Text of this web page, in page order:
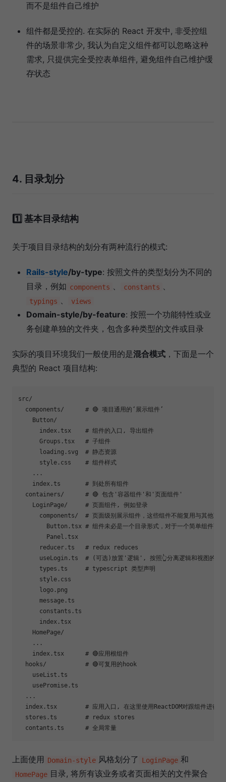
而不是组件自己维护
组件都是受控的. 在实际的 React 开发中, 非受控组
件的场景非常少, 我认为自定义组件都可以忽略这种
需求, 只提供完全受控表单组件, 避免组件自己维护缓
存状态
4. 目录划分
1️⃣ 基本目录结构
关于项目目录结构的划分有两种流行的模式:
Rails-style/by-type: 按照文件的类型划分为不同的
目录，例如 components 、 constants 、
typings 、 views
Domain-style/by-feature: 按照一个功能特性或业
务创建单独的文件夹，包含多种类型的文件或目录
实际的项目环境我们一般使用的是混合模式 ，下面是一个
典型的 React 项目结构:
src/
  components/      # 🔴 项目通用的‘展示组件’
    Button/
      index.tsx    # 组件的入口, 导出组件
      Groups.tsx   # 子组件
      loading.svg  # 静态资源
      style.css    # 组件样式
    ...
    index.ts       # 到处所有组件
  containers/      # 🔴 包含'容器组件'和'页面组件'
    LoginPage/     # 页面组件, 例如登录
components/  # 页面级别展示组件，这些组件不能复用与其他页面
Button.tsx # 组件未必是一个目录形式，对于一个简单组件可
        Panel.tsx
      reducer.ts   # redux reduces
useLogin.ts  # (可选)放置'逻辑', 按照👆分离逻辑和视图的原
      types.ts     # typescript 类型声明
      style.css
      logo.png
      message.ts
      constants.ts
      index.tsx
    HomePage/
    ...
    index.tsx      # 🔴应用根组件
  hooks/           # 🔴可复用的hook
    useList.ts
    usePromise.ts
  ...
index.tsx        # 应用入口, 在这里使用ReactDOM对跟组件进行渲
  stores.ts        # redux stores
上面使用 Domain-style 风格划分了 LoginPage 和
HomePage 目录, 将所有该业务或者页面相关的文件聚合